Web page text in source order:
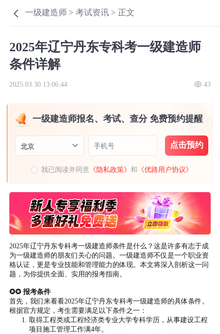
一级建造师 >考试资讯 > 正文
2025年辽宁丹东专科考一级建造师
条件详解
2025.03.30 13:06:44 43
一级建造师报名、考试、查分 免费预约提醒
北京 手机号 点击预约
我已阅读并同意 《隐私政策》和 《优路用户协议》
2025年辽宁丹东专科考一级建造师条件是什么？这是许多有志于成
为一级建造师的朋友们关心的问题。一级建造师不仅是一个职业资
格认证，更是专业技能和管理能力的体现。本文将深入剖析这一问
题，为你提供全面、实用的报考指南。
✪✪ 报考条件
首先，我们来看看2025年辽宁丹东专科考一级建造师的具体条件。
根据官方规定，考生需要满足以下条件之一：
取得工程类或工程经济类专业大学专科学历，从事建设工程
项目施工管理工作满4年。